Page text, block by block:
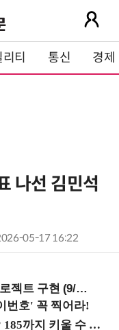
티 통신 경제
나선 김민석
05-17 16:22
(9/16 ~17 강남역)